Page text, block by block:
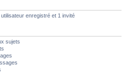
enregistré et 1 invité
sujets